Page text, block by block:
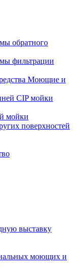
обратного
фильтрации
Моющие и
CIP мойки
мойки
поверхностей
выставку
моющих и